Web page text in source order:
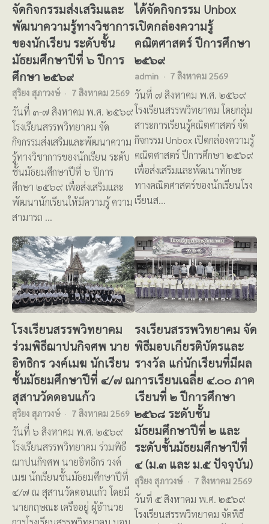
จัดกิจกรรมส่งเสริมและ
พัฒนาความรู้ทางวิชาการ
ของนักเรียน ระดับชั้น
มัธยมศึกษาปีที่ ๖ ปีการ
ศึกษา ๒๕๖๙
สุริยง สุภาวงษ์ 7 สิงหาคม 2569
วันที่ ๓-๗ สิงหาคม พ.ศ. ๒๕๖๙
โรงเรียนสรรพวิทยาคม จัด
กิจกรรมส่งเสริมและพัฒนาความ
รู้ทางวิชาการของนักเรียน ระดับ
ชั้นมัธยมศึกษาปีที่ ๖ ปีการ
ศึกษา ๒๕๖๙ เพื่อส่งเสริมและ
พัฒนานักเรียนให้มีความรู้ ความ
สามารถ …
ได้จัดกิจกรรม Unbox
เปิดกล่องความรู้
คณิตศาสตร์ ปีการศึกษา
๒๕๖๙
admin 7 สิงหาคม 2569
วันที่ ๗ สิงหาคม พ.ศ. ๒๕๖๙
โรงเรียนสรรพวิทยาคม โดยกลุ่ม
สาระการเรียนรู้คณิตศาสตร์ จัด
กิจกรรม Unbox เปิดกล่องความรู้
คณิตศาสตร์ ปีการศึกษา ๒๕๖๙
เพื่อส่งเสริมและพัฒนาทักษะ
ทางคณิตศาสตร์ของนักเรียนโรง
เรียนส…
โรงเรียนสรรพวิทยาคม
ร่วมพิธีฌาปนกิจศพ นาย
อิทธิกร วงค์เมฆ นักเรียน
ชั้นมัธยมศึกษาปีที่ ๔/๗ ณ
สุสานวัดดอนแก้ว
สุริยง สุภาวงษ์ 7 สิงหาคม 2569
วันที่ ๖ สิงหาคม พ.ศ. ๒๕๖๙
โรงเรียนสรรพวิทยาคม ร่วมพิธี
ฌาปนกิจศพ นายอิทธิกร วงค์
เมฆ นักเรียนชั้นมัธยมศึกษาปีที่
๔/๗ ณ สุสานวัดดอนแก้ว โดยมี
นายกฤษณะ เครืออยู่ ผู้อำนวย
รงเรียนสรรพวิทยาคม จัด
พิธีมอบเกียรติบัตรและ
รางวัล แก่นักเรียนที่มีผล
การเรียนเฉลี่ย ๔.๐๐ ภาค
เรียนที่ ๒ ปีการศึกษา
๒๕๖๘ ระดับชั้น
มัธยมศึกษาปีที่ ๒ และ
ระดับชั้นมัธยมศึกษาปีที่
๔ (ม.๓ และ ม.๕ ปัจจุบัน)
สุริยง สุภาวงษ์ 7 สิงหาคม 2569
วันที่ ๕ สิงหาคม พ.ศ. ๒๕๖๙
โรงเรียนสรรพวิทยาคม จัดพิธี